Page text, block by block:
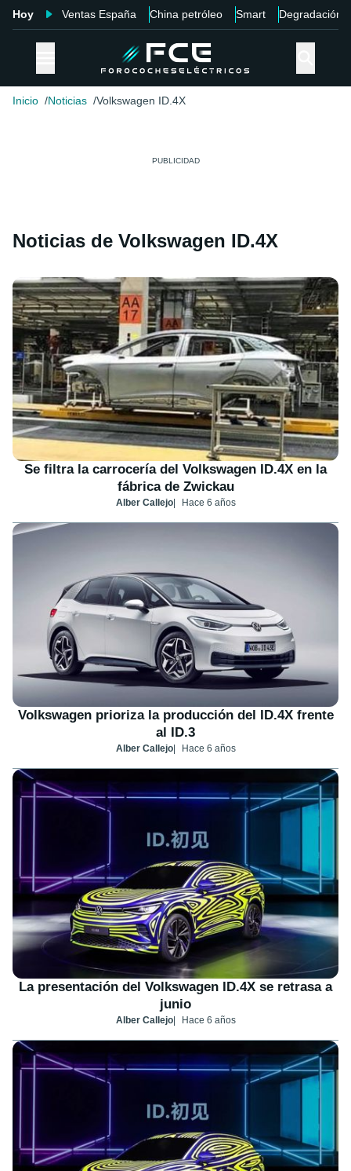
Hoy Ventas España China petróleo Smart Degradación
Inicio Noticias Volkswagen ID.4X
Noticias de Volkswagen ID.4X
Se filtra la carrocería del Volkswagen ID.4X en la
fábrica de Zwickau
Alber Callejo Hace 6 años
Volkswagen prioriza la producción del ID.4X frente
al ID.3
Alber Callejo Hace 6 años
La presentación del Volkswagen ID.4X se retrasa a
junio
Alber Callejo Hace 6 años